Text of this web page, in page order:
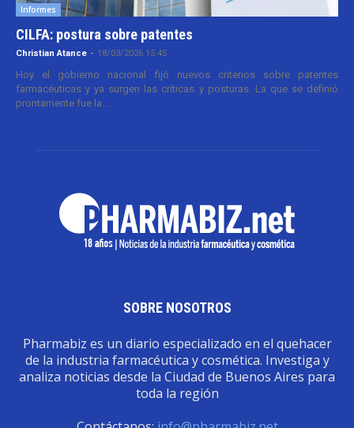
Informes
CILFA: postura sobre patentes
Christian Atance - 18/03/2026 15:45
Hoy el gobierno nacional fijó nuevos criterios sobre patentes
farmacéuticas y ya surgen las críticas y posturas. La que se definió
prontamente fue la...
SOBRE NOSOTROS
Pharmabiz es un diario especializado en el quehacer
de la industria farmacéutica y cosmética. Investiga y
analiza noticias desde la Ciudad de Buenos Aires para
toda la región